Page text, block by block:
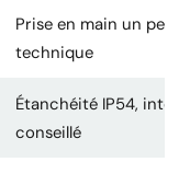
Prise en main un peu
technique
Étanchéité IP54,
conseillé